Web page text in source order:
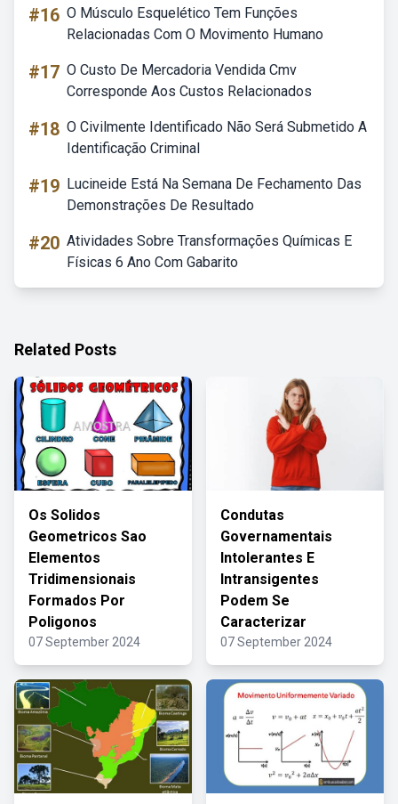
#16 O Músculo Esquelético Tem Funções
Relacionadas Com O Movimento Humano
#17 O Custo De Mercadoria Vendida Cmv
Corresponde Aos Custos Relacionados
#18 O Civilmente Identificado Não Será Submetido A
Identificação Criminal
#19 Lucineide Está Na Semana De Fechamento Das
Demonstrações De Resultado
#20 Atividades Sobre Transformações Químicas E
Físicas 6 Ano Com Gabarito
Related Posts
Os Solidos
Geometricos Sao
Elementos
Tridimensionais
Formados Por
Poligonos
07 September 2024
Condutas
Governamentais
Intolerantes E
Intransigentes
Podem Se
Caracterizar
07 September 2024